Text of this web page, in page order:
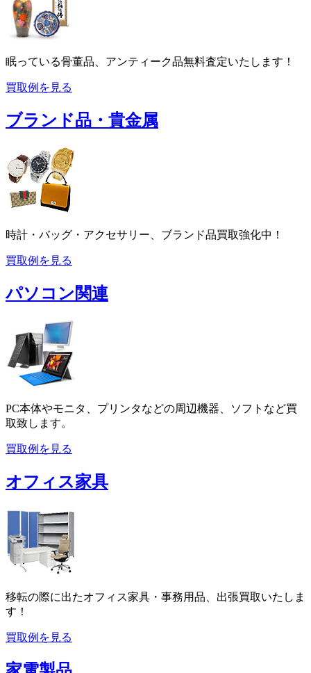
眠っている骨董品、アンティーク品無料査定いたします！
買取例を見る
ブランド品・貴金属
時計・バッグ・アクセサリー、ブランド品買取強化中！
買取例を見る
パソコン関連
PC本体やモニタ、プリンタなどの周辺機器、ソフトなど買
取致します。
買取例を見る
オフィス家具
移転の際に出たオフィス家具・事務用品、出張買取いたしま
す！
買取例を見る